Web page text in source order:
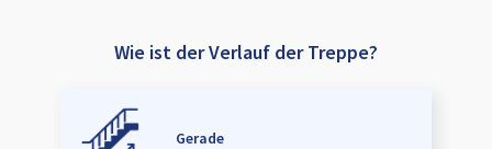
Wie ist der Verlauf der Treppe?
Gerade